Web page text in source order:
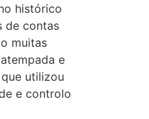
histórico
de contas
muitas
e
utilizou
e controlo